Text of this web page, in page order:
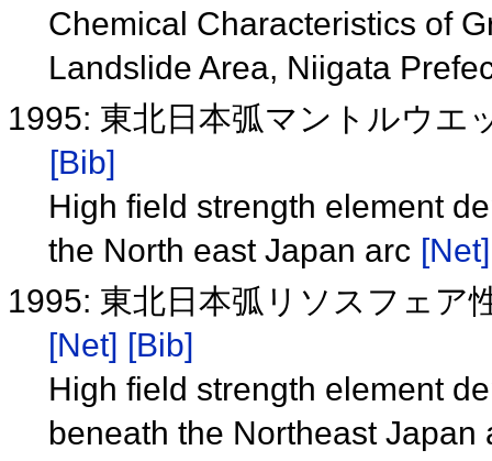
Chemical Characteristics of
Landslide Area, Niigata
1995: 東北日本弧マントルウ
[Bib]
High field strength element
the North east Japan arc [Net]
1995: 東北日本弧リソスフェア
[Net] [Bib]
High field strength element
beneath the Northeast Japan